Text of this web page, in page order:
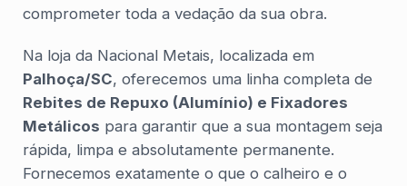
comprometer toda a vedação da sua obra.
Na loja da Nacional Metais, localizada em
Palhoça/SC, oferecemos uma linha completa de
Rebites de Repuxo (Alumínio) e Fixadores
Metálicos para garantir que a sua montagem seja
rápida, limpa e absolutamente permanente.
Fornecemos exatamente o que o calheiro e o